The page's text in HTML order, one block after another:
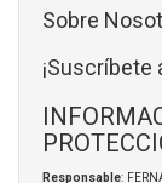
Sobre
¡Suscríbete
Responsable: